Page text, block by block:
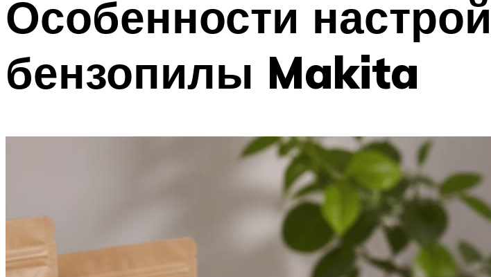
Особенности
бензопилы Makita